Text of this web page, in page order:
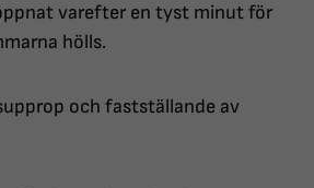
varefter en tyst minut för
hölls.
och fastställande av